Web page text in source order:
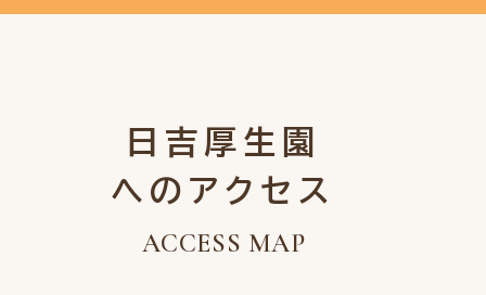
日吉厚生園
へのアクセス
ACCESS MAP